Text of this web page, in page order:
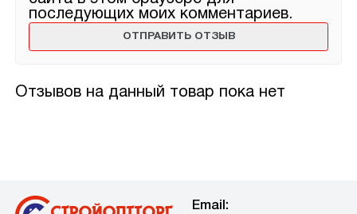
Отзывов на данный товар пока нет
последующих моих комментариев.
Email: